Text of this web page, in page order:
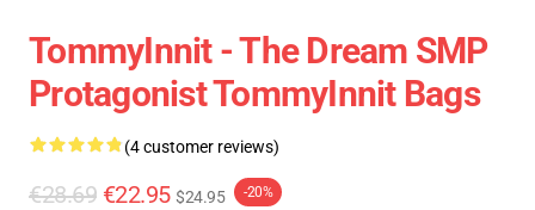
TommyInnit - The Dream SMP
Protagonist TommyInnit Bags
(4 customer reviews)
€28.69 €22.95 $24.95 -20%